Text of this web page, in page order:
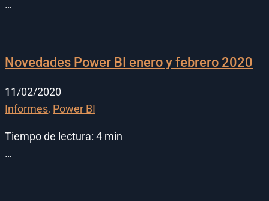
…
Novedades Power BI enero y febrero 2020
11/02/2020
Informes, Power BI
Tiempo de lectura: 4 min
…